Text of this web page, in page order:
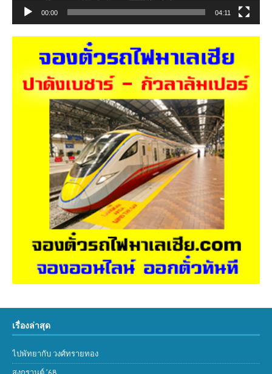
00:00 04:11
เรื่องล่าสุด
ไปพัทยากับ วงศ์ทรายทอง